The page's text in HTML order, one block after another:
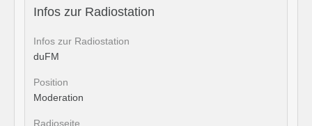
Infos zur Radiostation
Infos zur Radiostation
duFM
Position
Moderation
Radioseite